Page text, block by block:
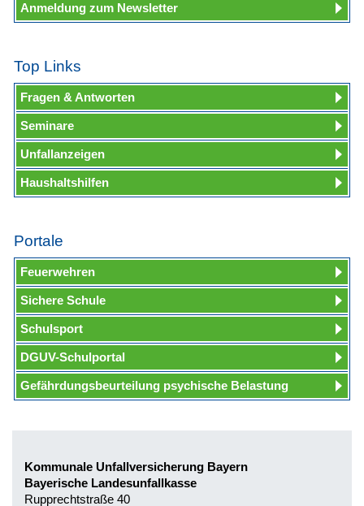
Anmeldung zum Newsletter
Top Links
Fragen & Antworten
Seminare
Unfallanzeigen
Haushaltshilfen
Portale
Feuerwehren
Sichere Schule
Schulsport
DGUV-Schulportal
Gefährdungsbeurteilung psychische Belastung
Kommunale Unfallversicherung Bayern
Bayerische Landesunfallkasse
Rupprechtstraße 40